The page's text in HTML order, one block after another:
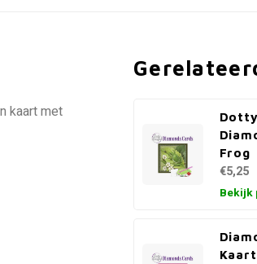
kaart met
Frog
€5,25
Bekijk